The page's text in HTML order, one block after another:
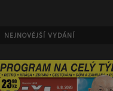
NEJNOVĚJŠÍ VYDÁNÍ